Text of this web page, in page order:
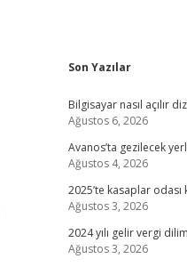
Sidebar
Son Yazılar
Bilgisayar nasıl açılır
Ağustos 6, 2026
Avanos’ta gezilecek
Ağustos 4, 2026
2025’te kasaplar odası
Ağustos 3, 2026
2024 yılı gelir vergi
Ağustos 3, 2026